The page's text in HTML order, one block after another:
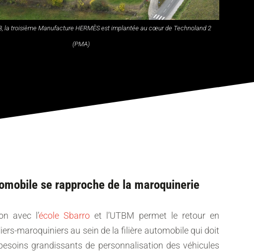
la troisième Manufacture HERMÈS est implantée au cœur de Technoland 2
(PMA)
se rapproche de la maroquinerie
avec l’école Sbarroet l’UTBM permet le retour en
maroquiniers au sein de la filière automobile qui doit
grandissants de personnalisation des véhicules